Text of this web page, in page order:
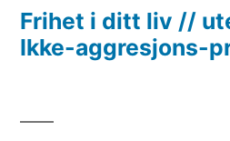
Frihet i ditt liv //
Ikke-aggresjons-